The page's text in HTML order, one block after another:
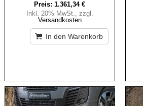
Preis: 1.361,34 €
Inkl. 20% MwSt., zzgl.
Versandkosten
In den Warenkorb